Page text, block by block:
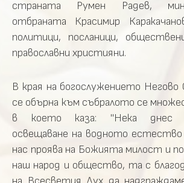
страната Румен Радев,
отбраната Красимир
политици, посланици,
православни християни.
В края на богослужението
се обърна към събралото се
в което каза: "Нека днес
освещаване на водното естество
нас проява на Божията милост и
наш народ и общество, та с